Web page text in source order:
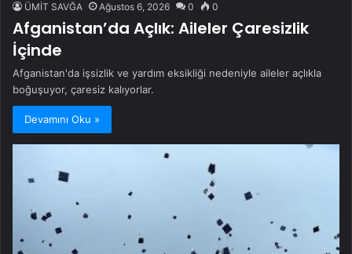
ÜMİT SAVĞA Ağustos 6, 2026 0 0
Afganistan’da Açlık: Aileler Çaresizlik
İçinde
Afganistan'da işsizlik ve yardım eksikliği nedeniyle aileler açlıkla
boğuşuyor, çaresiz kalıyorlar.
Devamını Oku »